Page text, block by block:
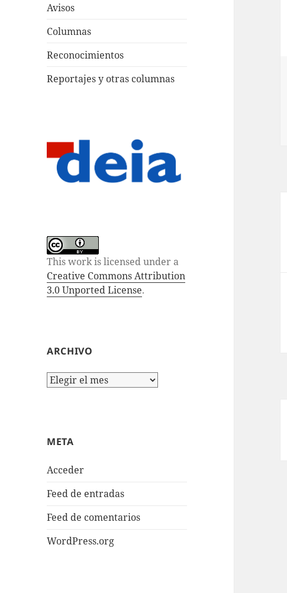
Avisos
Columnas
Reconocimientos
Reportajes y otras columnas
This work is licensed under a
Creative Commons Attribution
3.0 Unported License.
ARCHIVO
Archivo
META
Acceder
Feed de entradas
Feed de comentarios
WordPress.org